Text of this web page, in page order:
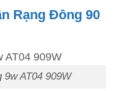
Rạng Đông 90
AT04 909W